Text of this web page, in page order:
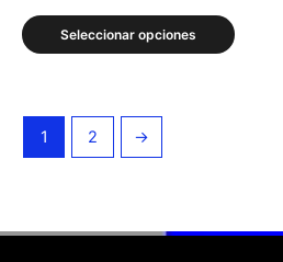
Seleccionar opciones
página
de
1 2 →